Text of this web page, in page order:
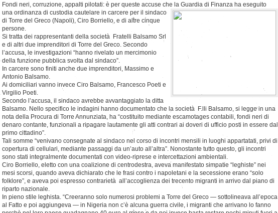
Fondi neri, corruzione, appalti pilotati: è per queste accuse che la Guardia di Finanza ha eseguito
una ordinanza di custodia cautelare in carcere per il sindaco
di Torre del Greco (Napoli), Ciro Borriello, e di altre cinque
persone.
Si tratta dei rappresentanti della società Fratelli Balsamo Srl
e di altri due imprenditori di Torre del Greco. Secondo
l’accusa, le investigazioni “hanno rivelato un mercimonio
della funzione pubblica svolta dal sindaco”.
In carcere sono finiti anche due imprenditori, Massimo e
Antonio Balsamo.
Ai domiciliari vanno invece Ciro Balsamo, Francesco Poeti e
Virgilio Poeti.
Secondo l’accusa, il sindaco avrebbe avvantaggiato la ditta
Balsamo. Nello specifico le indagini hanno documentato che la società F.lli Balsamo, si legge in una
nota della Procura di Torre Annunziata, ha “costituito mediante escamotages contabili, fondi neri di
denaro contante, funzionali a ripagare lautamente gli atti contrari ai doveri di ufficio posti in essere dal
primo cittadino”.
Tali somme “venivano consegnate al sindaco nel corso di incontri mensili in luoghi appartatati, privi di
copertura di cellulari, mediante passaggi da un’auto all’altra”. Nonostante tutto questo, gli incontri
sono stati integralmente documentati con video-riprese e intercettazioni ambientali.
Ciro Borriello, eletto con una coalizione di centrodestra, aveva manifestato simpatie “leghiste” nei
mesi scorsi, quando aveva dichiarato che le frasi contro i napoletani e la secessione erano “solo
folklore”, e aveva poi espresso contrarietà all’accoglienza dei trecento migranti in arrivo dal piano di
riparto nazionale.
In pieno stile leghista. “Creeranno solo numerosi problemi a Torre del Greco — sottolineava all’epoca
al Fatto e poi aggiungeva — in Nigeria non c’è alcuna guerra civile, i migranti che arrivano lo fanno